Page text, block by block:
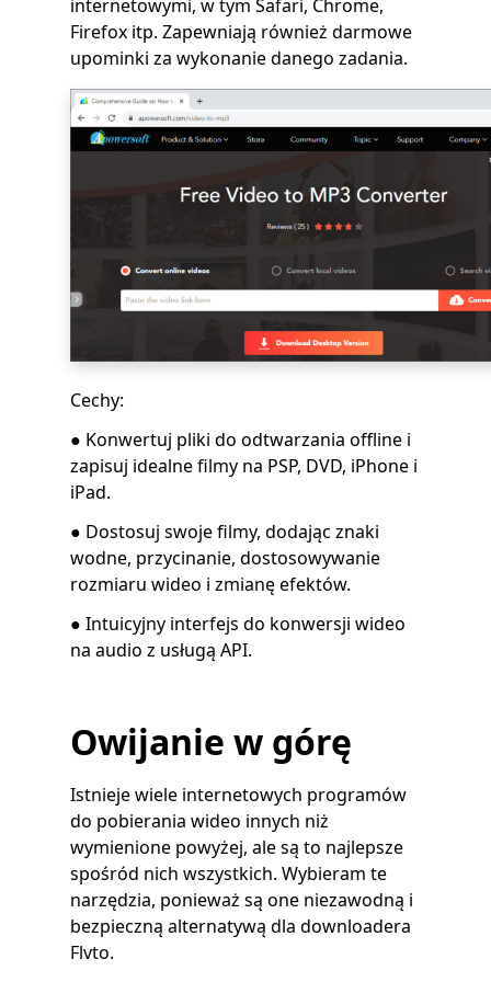
internetowymi, w tym Safari, Chrome,
Firefox itp. Zapewniają również darmowe
upominki za wykonanie danego zadania.
Cechy:
● Konwertuj pliki do odtwarzania offline i
zapisuj idealne filmy na PSP, DVD, iPhone i
iPad.
● Dostosuj swoje filmy, dodając znaki
wodne, przycinanie, dostosowywanie
rozmiaru wideo i zmianę efektów.
● Intuicyjny interfejs do konwersji wideo
na audio z usługą API.
Owijanie w górę
Istnieje wiele internetowych programów
do pobierania wideo innych niż
wymienione powyżej, ale są to najlepsze
spośród nich wszystkich. Wybieram te
narzędzia, ponieważ są one niezawodną i
bezpieczną alternatywą dla downloadera
Flvto.